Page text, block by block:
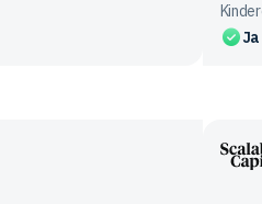
Ja